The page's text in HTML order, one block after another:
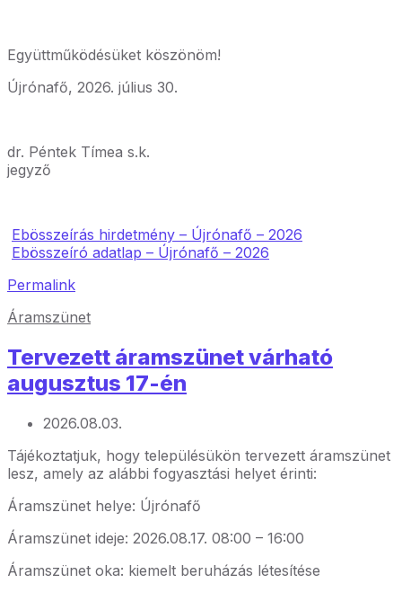
Együttműködésüket köszönöm!
Újrónafő, 2026. július 30.
dr. Péntek Tímea s.k.
jegyző
Ebösszeírás hirdetmény – Újrónafő – 2026
Ebösszeíró adatlap – Újrónafő – 2026
Permalink
Áramszünet
Tervezett áramszünet várható
augusztus 17-én
2026.08.03.
Tájékoztatjuk, hogy településükön tervezett áramszünet
lesz, amely az alábbi fogyasztási helyet érinti:
Áramszünet helye: Újrónafő
Áramszünet ideje: 2026.08.17. 08:00 – 16:00
Áramszünet oka: kiemelt beruházás létesítése